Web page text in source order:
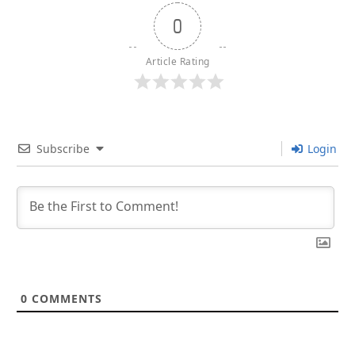
0
Article Rating
Subscribe Login
0 COMMENTS